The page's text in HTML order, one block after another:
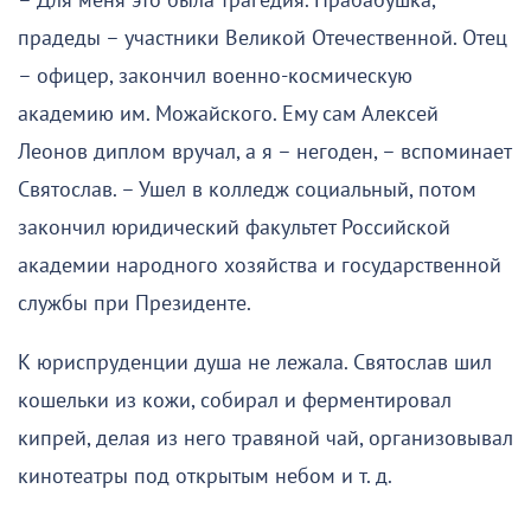
прадеды – участники Великой Отечественной. Отец
– офицер, закончил военно-космическую
академию им. Можайского. Ему сам Алексей
Леонов диплом вручал, а я – негоден, – вспоминает
Святослав. – Ушел в колледж социальный, потом
закончил юридический факультет Российской
академии народного хозяйства и государственной
службы при Президенте.
К юриспруденции душа не лежала. Святослав шил
кошельки из кожи, собирал и ферментировал
кипрей, делая из него травяной чай, организовывал
кинотеатры под открытым небом и т. д.